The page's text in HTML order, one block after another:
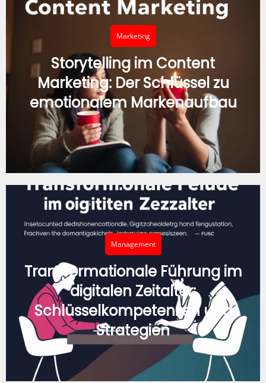
Marketing
Storytelling im Content
Marketing: Der Schlüssel zu
emotionalem Markenaufbau
Management
Transformationale Führung im
digitalen Zeitalter:
Schlüsselkompetenzen und
Strategien